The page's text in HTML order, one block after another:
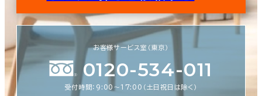
お客様サービス室（東京）
0120-534-011
受付時間：9:00〜17:00（土日祝日は除く）